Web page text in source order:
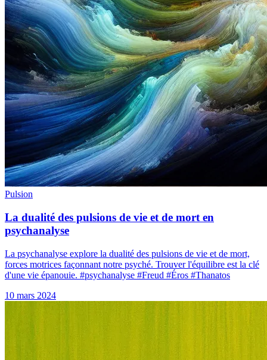
Pulsion
La dualité des pulsions de vie et de mort en
psychanalyse
La psychanalyse explore la dualité des pulsions de vie et de mort,
forces motrices façonnant notre psyché. Trouver l'équilibre est la clé
d'une vie épanouie. #psychanalyse #Freud #Éros #Thanatos
10 mars 2024